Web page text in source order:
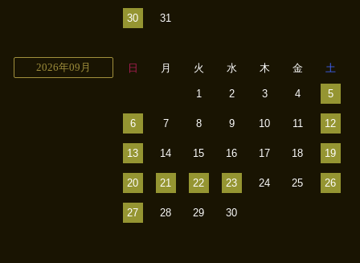
30 31
2026年09月 日 月 火 水 木 金 土
1 2 3 4 5
6 7 8 9 10 11 12
13 14 15 16 17 18 19
20 21 22 23 24 25 26
27 28 29 30